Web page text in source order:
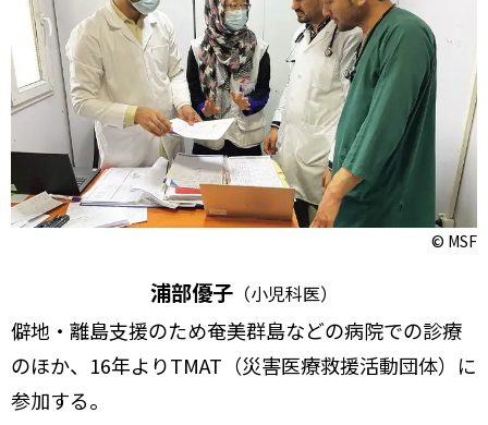
© MSF
浦部優子 （小児科医）
僻地・離島支援のため奄美群島などの病院での診療
のほか、16年よりTMAT（災害医療救援活動団体）に
参加する。